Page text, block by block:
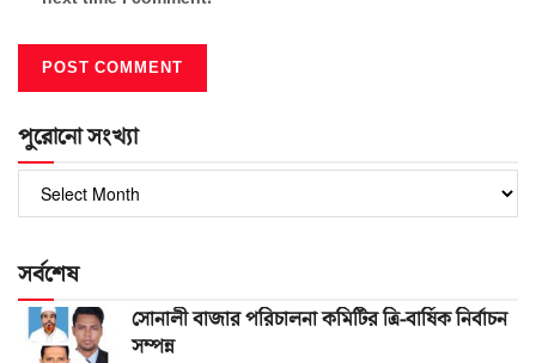
পুরোনো সংখ্যা
সংখ্যা
সর্বশেষ
সোনালী বাজার পরিচালনা কমিটির ত্রি-বার্ষিক নির্বাচন
সম্পন্ন